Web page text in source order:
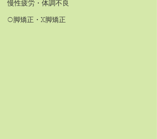
慢性疲労・体調不良
O脚矯正・X脚矯正